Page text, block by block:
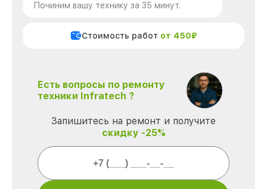
Починим вашу технику за 35 минут.
Стоимость работ от 450₽
Есть вопросы по ремонту
техники Infratech ?
Запишитесь на ремонт и получите
скидку -25%